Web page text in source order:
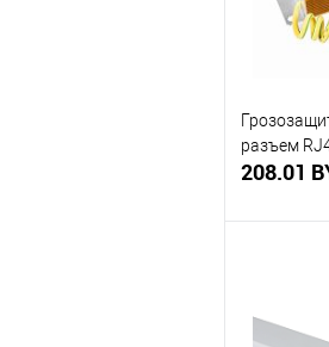
разъем
208.01
Купить в 1